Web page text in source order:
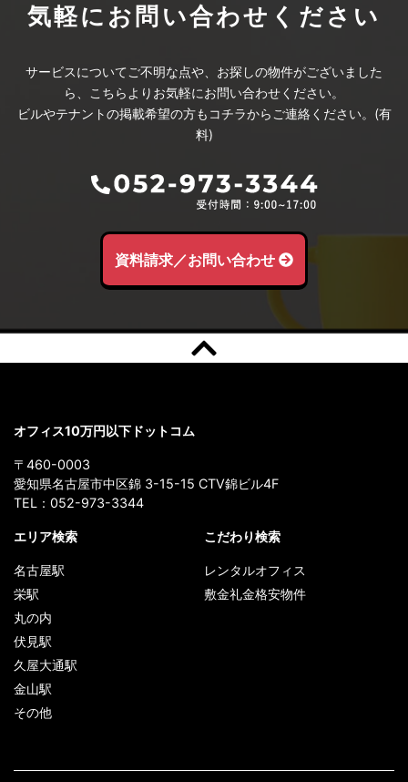
気軽にお問い合わせください
サービスについてご不明な点や、お探しの物件がございました
ら、こちらよりお気軽にお問い合わせください。
ビルやテナントの掲載希望の方もコチラからご連絡ください。(有
料)
資料請求／お問い合わせ
オフィス10万円以下ドットコム
〒460-0003
愛知県名古屋市中区錦 3-15-15 CTV錦ビル4F
TEL： 052-973-3344
エリア検索
名古屋駅
栄駅
丸の内
伏見駅
久屋大通駅
金山駅
その他
こだわり検索
レンタルオフィス
敷金礼金格安物件